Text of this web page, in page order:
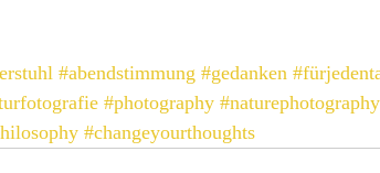
#abendstimmung #gedanken
#photography #naturephotography
#changeyourthoughts